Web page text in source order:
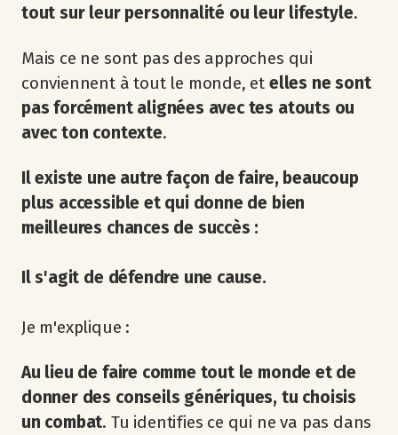
tout sur leur personnalité ou leur lifestyle.
Mais ce ne sont pas des approches qui
conviennent à tout le monde, et elles ne sont
pas forcément alignées avec tes atouts ou
avec ton contexte.
Il existe une autre façon de faire, beaucoup
plus accessible et qui donne de bien
meilleures chances de succès :
Il s'agit de défendre une cause.
Je m'explique :
Au lieu de faire comme tout le monde et de
donner des conseils génériques, tu choisis
un combat. Tu identifies ce qui ne va pas dans